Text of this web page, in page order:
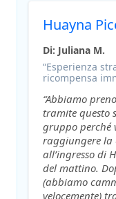
Huayna
Di: Juliana M.
“Esperienza
ricompensa
“Abbiamo
tramite questo
gruppo perché
raggiungere la
all’ingresso di
del mattino.
(abbiamo
velocemente)